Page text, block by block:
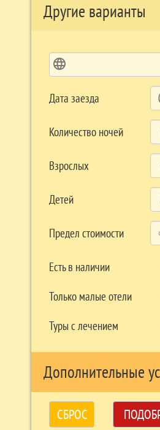
Другие варианты
language
Дата заезда
Количество ночей
Взрослых
Детей
Предел стоимости
Есть в наличии
Только малые отели
Туры с лечением
Дополнительные
СБРОС